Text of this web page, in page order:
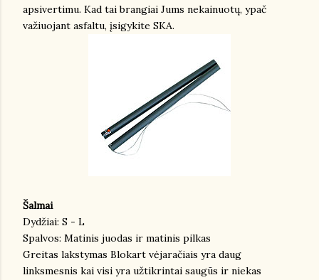
apsivertimu. Kad tai brangiai Jums nekainuotų, ypač
važiuojant asfaltu, įsigykite SKA.
Šalmai
Dydžiai: S - L
Spalvos: Matinis juodas ir matinis pilkas
Greitas lakstymas Blokart vėjaračiais yra daug
linksmesnis kai visi yra užtikrintai saugūs ir niekas